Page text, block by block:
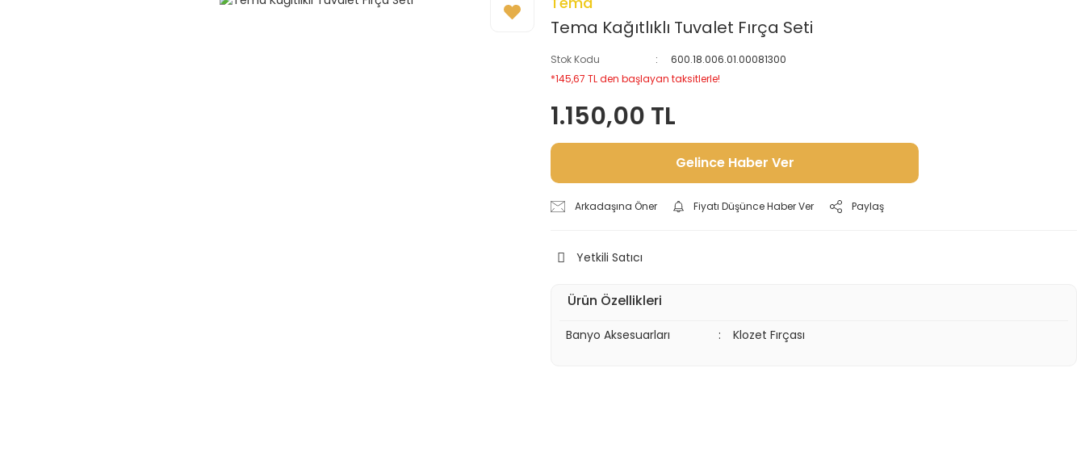
Tema Kağıtlıklı Tuvalet Fırça Seti
Stok Kodu
600.18.006.01.00081300
*145,67 TL den başlayan taksitlerle!
1.150,00 TL
Gelince Haber Ver
Arkadaşına Öner Fiyatı Düşünce Haber Ver Paylaş
Yetkili Satıcı
Ürün Özellikleri
Banyo Aksesuarları : Klozet Fırçası